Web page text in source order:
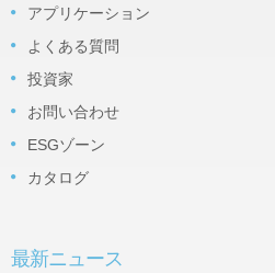
アプリケーション
よくある質問
投資家
お問い合わせ
ESGゾーン
カタログ
最新ニュース